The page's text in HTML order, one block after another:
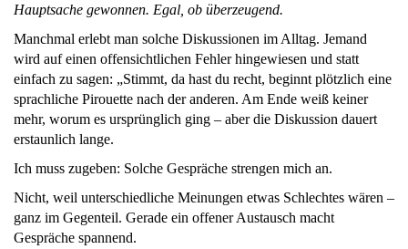
Hauptsache gewonnen. Egal, ob überzeugend.
Manchmal erlebt man solche Diskussionen im Alltag. Jemand
wird auf einen offensichtlichen Fehler hingewiesen und statt
einfach zu sagen: „Stimmt, da hast du recht, beginnt plötzlich eine
sprachliche Pirouette nach der anderen. Am Ende weiß keiner
mehr, worum es ursprünglich ging – aber die Diskussion dauert
erstaunlich lange.
Ich muss zugeben: Solche Gespräche strengen mich an.
Nicht, weil unterschiedliche Meinungen etwas Schlechtes wären –
ganz im Gegenteil. Gerade ein offener Austausch macht
Gespräche spannend.